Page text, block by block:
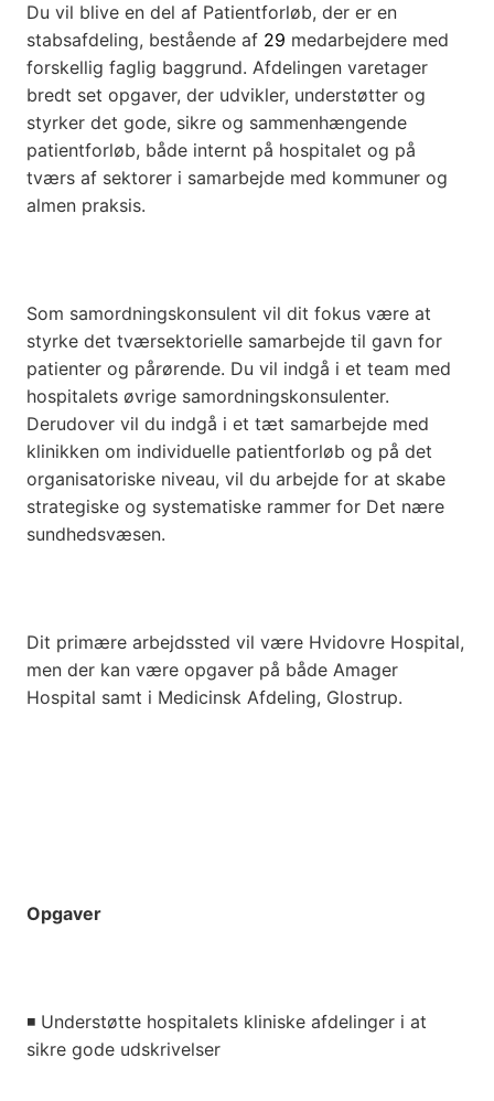
Du vil blive en del af Patientforløb, der er en
stabsafdeling, bestående af 29 medarbejdere med
forskellig faglig baggrund. Afdelingen varetager
bredt set opgaver, der udvikler, understøtter og
styrker det gode, sikre og sammenhængende
patientforløb, både internt på hospitalet og på
tværs af sektorer i samarbejde med kommuner og
almen praksis.
Som samordningskonsulent vil dit fokus være at
styrke det tværsektorielle samarbejde til gavn for
patienter og pårørende. Du vil indgå i et team med
hospitalets øvrige samordningskonsulenter.
Derudover vil du indgå i et tæt samarbejde med
klinikken om individuelle patientforløb og på det
organisatoriske niveau, vil du arbejde for at skabe
strategiske og systematiske rammer for Det nære
sundhedsvæsen.
Dit primære arbejdssted vil være Hvidovre Hospital,
men der kan være opgaver på både Amager
Hospital samt i Medicinsk Afdeling, Glostrup.
Opgaver
◾ Understøtte hospitalets kliniske afdelinger i at
sikre gode udskrivelser